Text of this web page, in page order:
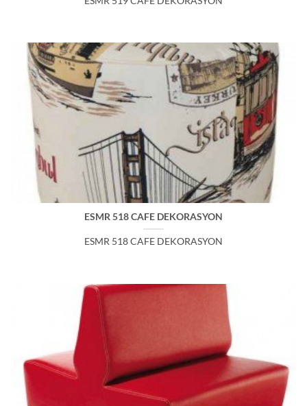
ESMR 518 CAFE DEKORASYON
ESMR 518 CAFE DEKORASYON